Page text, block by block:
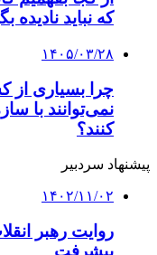
صدور خدمات
تسهیل می شود
رشد تجارت با
۱۴۰۲/۱۰/۲۶
در یکسال گذشته
کلیه حقوق متعلق به
دکمه بازگشت به بالا